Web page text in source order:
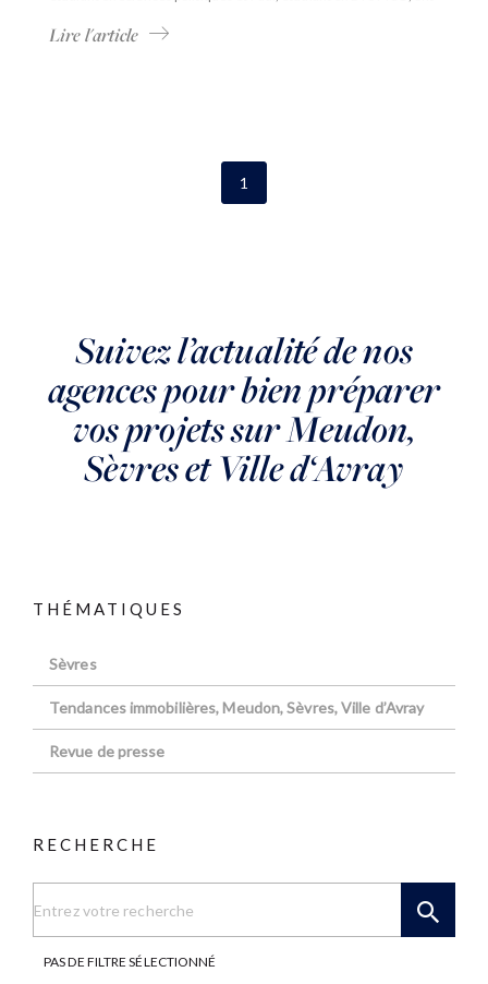
Lire l'article
1
Suivez l’actualité de nos
agences pour bien préparer
vos projets sur Meudon,
Sèvres et Ville d‘Avray
THÉMATIQUES
Sèvres
Tendances immobilières, Meudon, Sèvres, Ville d’Avray
Revue de presse
RECHERCHE
PAS DE FILTRE SÉLECTIONNÉ